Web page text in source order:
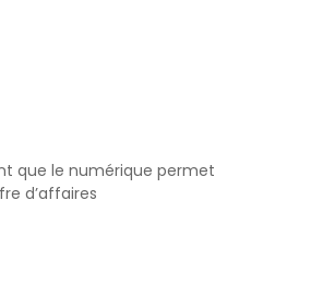
que le numérique permet
d’affaires